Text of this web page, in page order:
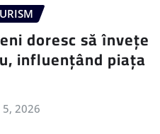
doresc să învețe
influențând piața
5, 2026